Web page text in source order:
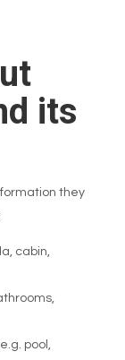
its
they
cabin,
pool,